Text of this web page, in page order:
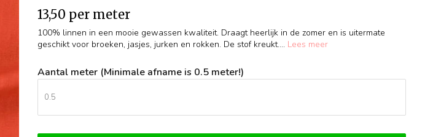
13,50 per meter
100% linnen in een mooie gewassen kwaliteit. Draagt heerlijk in de zomer en is uitermate
geschikt voor broeken, jasjes, jurken en rokken. De stof kreukt.... Lees meer
Aantal meter (Minimale afname is 0.5 meter!)